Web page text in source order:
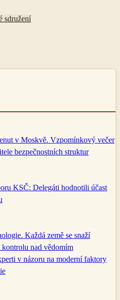
sdružení
v Moskvě. Vzpomínkový večer
bezpečnostních struktur
KSČ: Delegáti hodnotili účast
Každá země se snaží
nad vědomím
v názoru na moderní faktory